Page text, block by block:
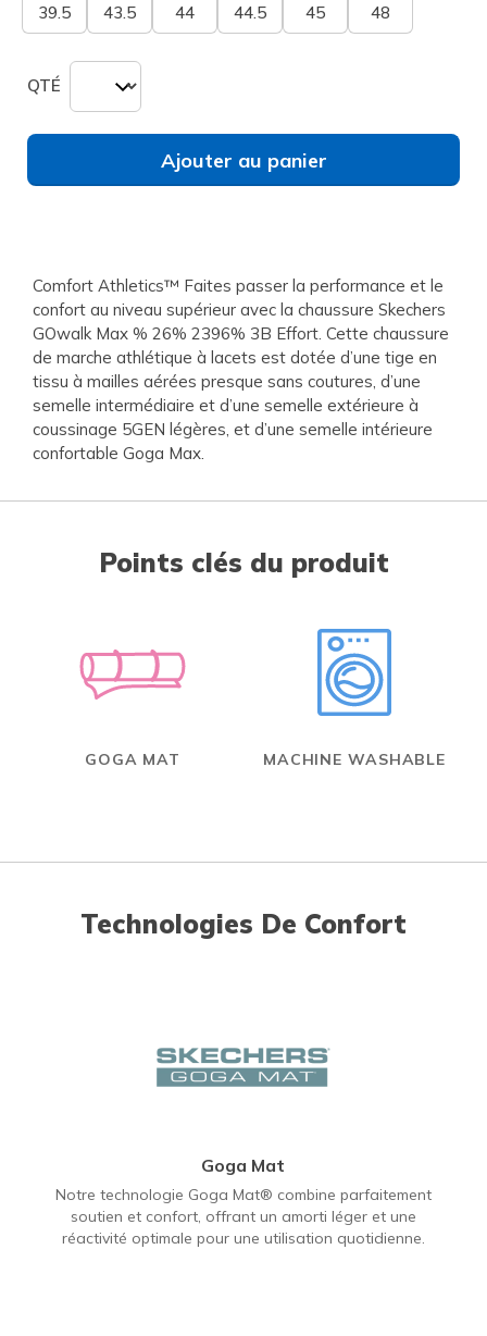
39.5 43.5 44 44.5 45 48
QTÉ
Ajouter au panier
Comfort Athletics™ Faites passer la performance et le
confort au niveau supérieur avec la chaussure Skechers
GOwalk Max % 26% 2396% 3B Effort. Cette chaussure
de marche athlétique à lacets est dotée d’une tige en
tissu à mailles aérées presque sans coutures, d’une
semelle intermédiaire et d’une semelle extérieure à
coussinage 5GEN légères, et d’une semelle intérieure
confortable Goga Max.
Points clés du produit
GOGA MAT MACHINE WASHABLE
Technologies De Confort
Goga Mat
Notre technologie Goga Mat® combine parfaitement
soutien et confort, offrant un amorti léger et une
réactivité optimale pour une utilisation quotidienne.